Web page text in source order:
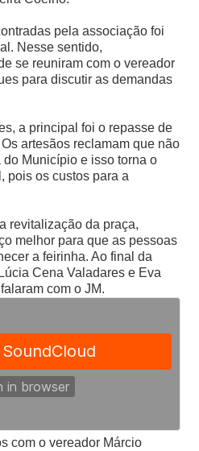
pela associação foi
Nesse sentido,
se reuniram com o vereador
para discutir as demandas
a principal foi o repasse de
artesãos reclamam que não
Município e isso torna o
pois os custos para a
revitalização da praça,
melhor para que as pessoas
a feirinha. Ao final da
Cena Valadares e Eva
com o JM.
com o vereador Márcio